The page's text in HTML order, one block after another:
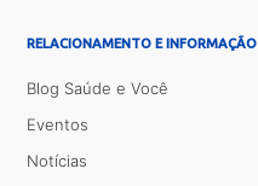
RELACIONAMENTO E INFORMAÇÃO
Blog Saúde e Você
Eventos
Notícias